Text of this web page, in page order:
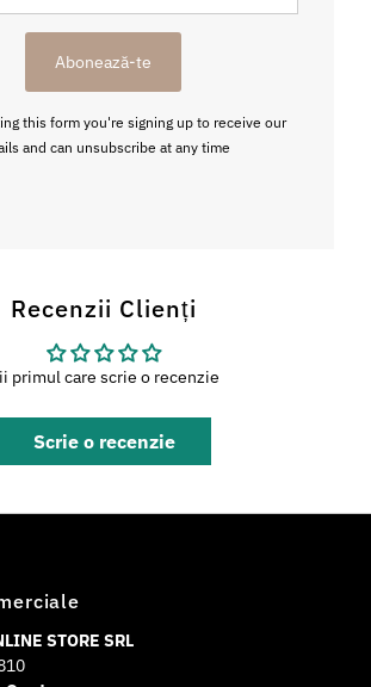
Abonează-te
this form you're signing up to receive our
and can unsubscribe at any time
Recenzii Clienți
primul care scrie o recenzie
Scrie o recenzie
STORE SRL